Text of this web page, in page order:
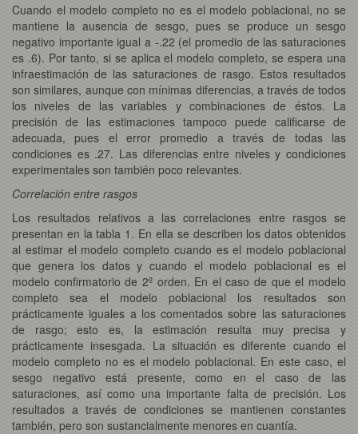
Cuando el modelo completo no es el modelo poblacional, no se
mantiene la ausencia de sesgo, pues se produce un sesgo
negativo importante igual a -.22 (el promedio de las saturaciones
es .6). Por tanto, si se aplica el modelo completo, se espera una
infraestimación de las saturaciones de rasgo. Estos resultados
son similares, aunque con mínimas diferencias, a través de todos
los niveles de las variables y combinaciones de éstos. La
precisión de las estimaciones tampoco puede calificarse de
adecuada, pues el error promedio a través de todas las
condiciones es .27. Las diferencias entre niveles y condiciones
experimentales son también poco relevantes.
Correlación entre rasgos
Los resultados relativos a las correlaciones entre rasgos se
presentan en la tabla 1. En ella se describen los datos obtenidos
al estimar el modelo completo cuando es el modelo poblacional
que genera los datos y cuando el modelo poblacional es el
modelo confirmatorio de 2º orden. En el caso de que el modelo
completo sea el modelo poblacional los resultados son
prácticamente iguales a los comentados sobre las saturaciones
de rasgo; esto es, la estimación resulta muy precisa y
prácticamente insesgada. La situación es diferente cuando el
modelo completo no es el modelo poblacional. En este caso, el
sesgo negativo está presente, como en el caso de las
saturaciones, así como una importante falta de precisión. Los
resultados a través de condiciones se mantienen constantes
también, pero son sustancialmente menores en cuantía.